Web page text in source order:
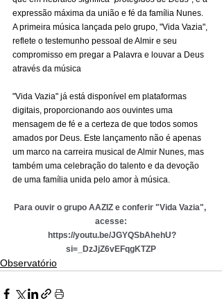
expressão máxima da união e fé da família Nunes.
A primeira música lançada pelo grupo, "Vida Vazia", ​​
reflete o testemunho pessoal de Almir e seu
compromisso em pregar a Palavra e louvar a Deus
através da música
"Vida Vazia" já está disponível em plataformas
digitais, proporcionando aos ouvintes uma
mensagem de fé e a certeza de que todos somos
amados por Deus. Este lançamento não é apenas
um marco na carreira musical de Almir Nunes, mas
também uma celebração do talento e da devoção
de uma família unida pelo amor à música.
Para ouvir o grupo AAZIZ e conferir "Vida Vazia", ​​
acesse:
https://youtu.be/JGYQSbAhehU?
si=_DzJjZ6vEFqgKTZP
Observatório